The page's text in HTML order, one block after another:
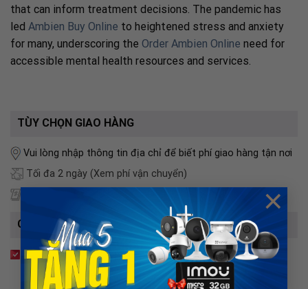
×
that can inform treatment decisions. The pandemic has
led Ambien Buy Online to heightened stress and anxiety
for many, underscoring the Order Ambien Online need for
accessible mental health resources and services.
TÙY CHỌN GIAO HÀNG
Vui lòng nhập thông tin địa chỉ để biết phí giao hàng tận nơi
Tối đa 2 ngày (Xem phí vận chuyển)
CAM KẾT BÁN HÀNG
Hoàn tiền 100%
Nếu sản phẩm không đúng